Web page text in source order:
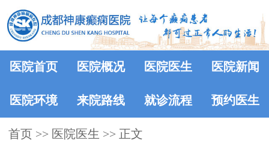
医院首页 医院概况 医院医生 医院新闻
医院环境 来院路线 就诊流程 预约医生
首页 >> 医院医生 >> 正文